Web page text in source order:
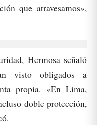
que atravesamos»,
Hermosa señaló
visto obligados a
propia. «En Lima,
doble protección,